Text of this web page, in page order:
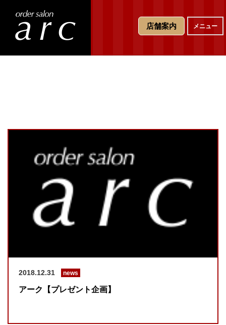
メニュー
店舗案内
2018.12.31 news
アーク【プレゼント企画】